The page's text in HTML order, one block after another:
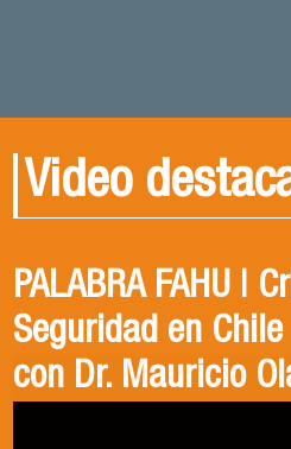
Video
PALABRA FAHU |
Seguridad en
con Dr. Mauricio
Egresados
Acción: Antonia
Revive el XIV
Ciencia Política